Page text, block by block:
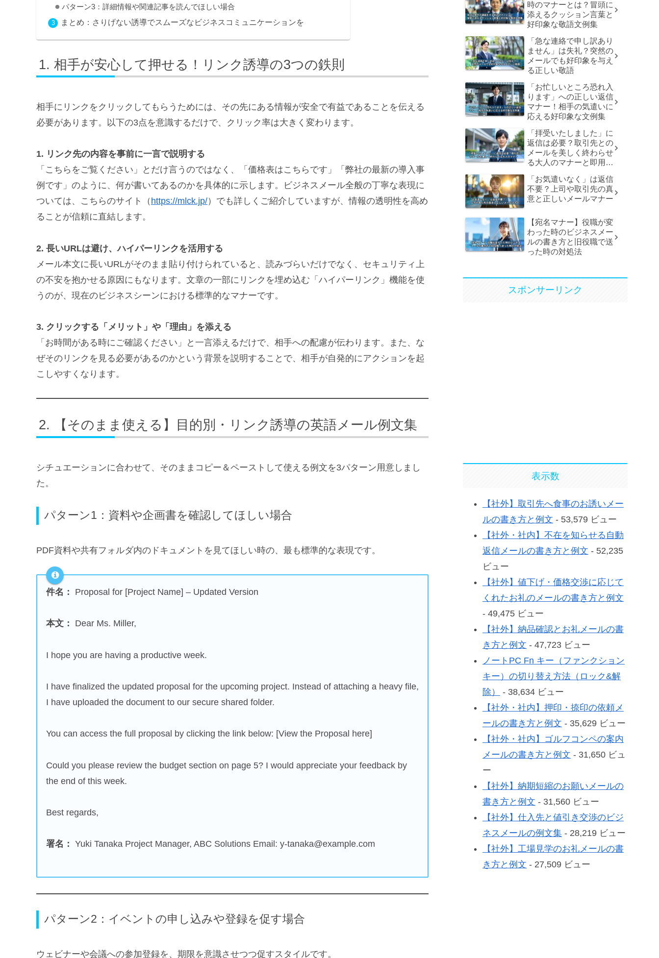
パターン3：詳細情報や関連記事を読んでほしい場合
まとめ：さりげない誘導でスムーズなビジネスコミュニケーションを
相手が安心して押せる！リンク誘導の3つの鉄則
相手にリンクをクリックしてもらうためには、その先にある情報が安全で有益であることを伝える
必要があります。以下の3点を意識するだけで、クリック率は大きく変わります。
1. リンク先の内容を事前に一言で説明する
「こちらをご覧ください」とだけ言うのではなく、「価格表はこちらです」「弊社の最新の導入事
例です」のように、何が書いてあるのかを具体的に示します。ビジネスメール全般の丁寧な表現に
ついては、こちらのサイト（ https://mlck.jp/）でも詳しくご紹介していますが、情報の透明性を高め
ることが信頼に直結します。
2. 長いURLは避け、ハイパーリンクを活用する
メール本文に長いURLがそのまま貼り付けられていると、読みづらいだけでなく、セキュリティ上
の不安を抱かせる原因にもなります。文章の一部にリンクを埋め込む「ハイパーリンク」機能を使
うのが、現在のビジネスシーンにおける標準的なマナーです。
3. クリックする「メリット」や「理由」を添える
「お時間がある時にご確認ください」と一言添えるだけで、相手への配慮が伝わります。また、な
ぜそのリンクを見る必要があるのかという背景を説明することで、相手が自発的にアクションを起
こしやすくなります。
【そのまま使える】目的別・リンク誘導の英語メール例文集
シチュエーションに合わせて、そのままコピー＆ペーストして使える例文を3パターン用意しまし
た。
パターン1：資料や企画書を確認してほしい場合
PDF資料や共有フォルダ内のドキュメントを見てほしい時の、最も標準的な表現です。
件名： Proposal for [Project Name] – Updated Version
本文： Dear Ms. Miller,
I hope you are having a productive week.
I have finalized the updated proposal for the upcoming project. Instead of attaching a heavy file,
I have uploaded the document to our secure shared folder.
You can access the full proposal by clicking the link below: [View the Proposal here]
Could you please review the budget section on page 5? I would appreciate your feedback by
the end of this week.
Best regards,
署名： Yuki Tanaka Project Manager, ABC Solutions Email: y-tanaka@example.com
パターン2：イベントの申し込みや登録を促す場合
ウェビナーや会議への参加登録を、期限を意識させつつ促すスタイルです。
時のマナーとは？冒頭に
添えるクッション言葉と
好印象な敬語文例集
「急な連絡で申し訳あり
ません」は失礼？突然の
メールでも好印象を与え
る正しい敬語
「お忙しいところ恐れ入
ります」への正しい返信
マナー！相手の気遣いに
応える好印象な文例集
「拝受いたしました」に
返信は必要？取引先との
メールを美しく終わらせ
る大人のマナーと即用文
「お気遣いなく」は返信
不要？上司や取引先の真
意と正しいメールマナー
【宛名マナー】役職が変
わった時のビジネスメー
ルの書き方と旧役職で送
った時の対処法
スポンサーリンク
表示数
【社外】取引先へ食事のお誘いメー
ルの書き方と例文 - 53,579 ビュー
【社外・社内】不在を知らせる自動
返信メールの書き方と例文 - 52,235
ビュー
【社外】値下げ・価格交渉に応じて
くれたお礼のメールの書き方と例文
- 49,475 ビュー
【社外】納品確認とお礼メールの書
き方と例文 - 47,723 ビュー
ノートPC Fn キー（ファンクション
キー）の切り替え方法（ロック&解
除）
- 38,634 ビュー
【社外・社内】押印・捺印の依頼メ
ールの書き方と例文 - 35,629 ビュー
【社外・社内】ゴルフコンペの案内
メールの書き方と例文 - 31,650 ビュ
ー
【社外】納期短縮のお願いメールの
書き方と例文 - 31,560 ビュー
【社外】仕入先と値引き交渉のビジ
ネスメールの例文集 - 28,219 ビュー
【社外】工場見学のお礼メールの書
き方と例文 - 27,509 ビュー